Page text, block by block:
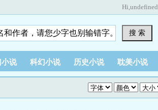
Hi,undefined
搜 索
小说 科幻小说 历史小说 耽美小说